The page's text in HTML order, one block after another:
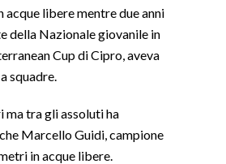
acque libere mentre due anni
della Nazionale giovanile in
Cup di Cipro, aveva
squadre.
ma tra gli assoluti ha
Marcello Guidi, campione
in acque libere.